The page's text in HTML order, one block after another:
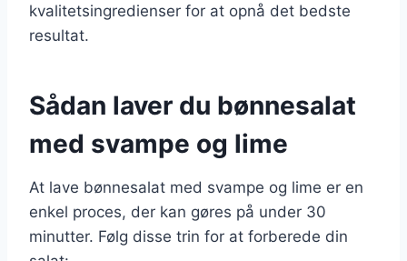
kvalitetsingredienser for at opnå det bedste
resultat.
Sådan laver du bønnesalat
med svampe og lime
At lave bønnesalat med svampe og lime er en
enkel proces, der kan gøres på under 30
minutter. Følg disse trin for at forberede din